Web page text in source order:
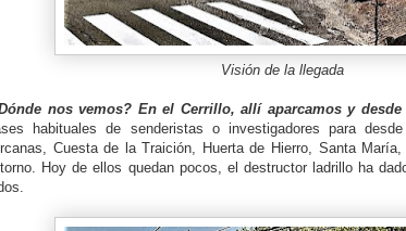
Visión de la llegada
nos vemos? En el Cerrillo, allí aparcamos y
habituales de senderistas o investigadores para
Cuesta de la Traición, Huerta de Hierro, Santa
Hoy de ellos quedan pocos, el destructor ladrillo ha